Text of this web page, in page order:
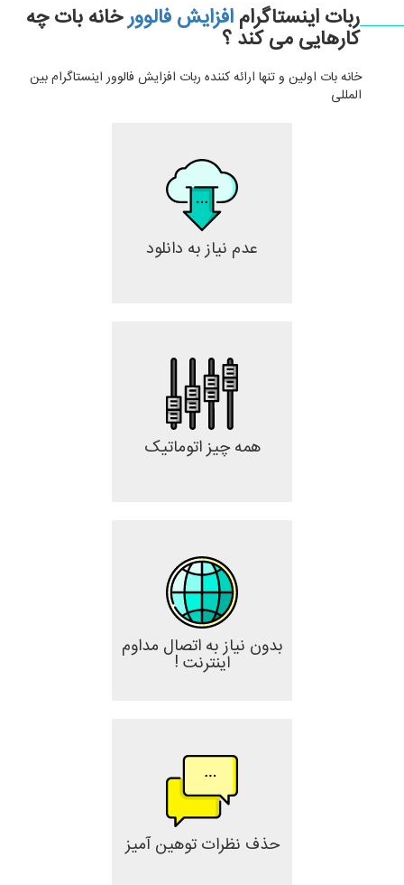
ربات اینستاگرامافزایش فالوورخانه بات چه
کارهایی می کند ؟
خانه بات اولین و تنها ارائه کننده ربات افزایش فالوور اینستاگرام بین
المللی
عدم نیاز به دانلود
همه چیز اتوماتیک
بدون نیاز به اتصال مداوم
اینترنت !
حذف نظرات توهین آمیز